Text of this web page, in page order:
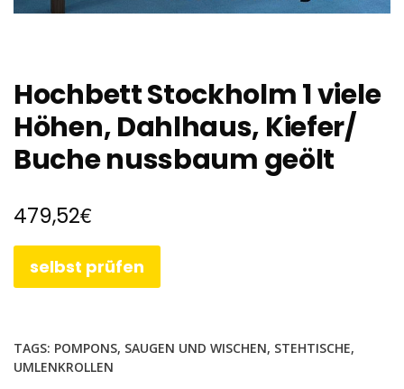
Hochbett Stockholm 1 viele
Höhen, Dahlhaus, Kiefer/
Buche nussbaum geölt
479,52€
selbst prüfen
TAGS: POMPONS, SAUGEN UND WISCHEN, STEHTISCHE,
UMLENKROLLEN